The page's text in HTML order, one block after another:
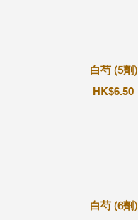
白芍 (5劑)
HK$6.50
白芍 (6劑)